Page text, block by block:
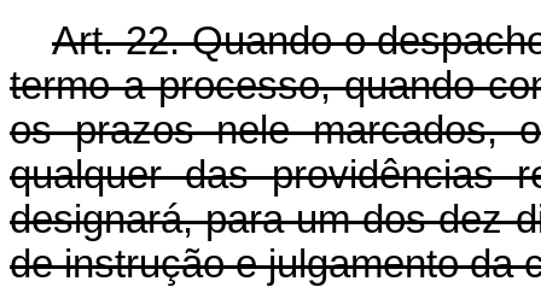
Art. 22. Quando o
termo a processo, quando
os prazos nele marcados,
qualquer das
designará, para um dos dez
de instrução e julgamento da